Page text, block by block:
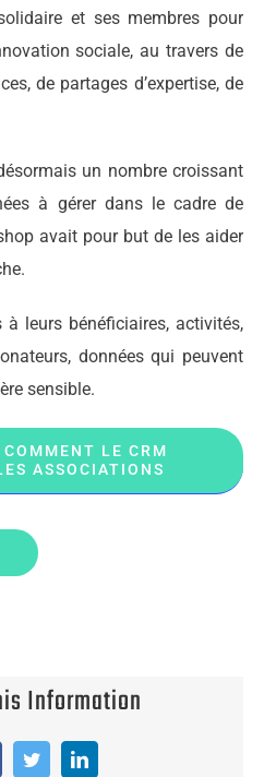
et ses membres pour
sociale, au travers de
de partages d’expertise, de
un nombre croissant
à gérer dans le cadre de
avait pour but de les aider
à leurs bénéficiaires, activités,
données qui peuvent
sensible.
COMMENT LE CRM
ASSOCIATIONS
Information
TwitterLinkedIn